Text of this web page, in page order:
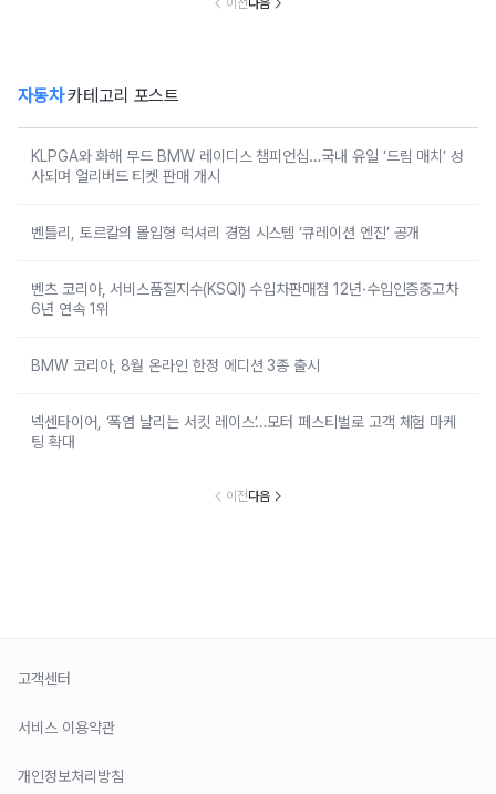
자동차카테고리 포스트
KLPGA와 화해 무드 BMW 레이디스 챔피언십…국내 유일 ‘드림 매치’ 성
사되며 얼리버드 티켓 판매 개시
벤틀리, 토르칼의 몰입형 럭셔리 경험 시스템 ‘큐레이션 엔진’ 공개
벤츠 코리아, 서비스품질지수(KSQI) 수입차판매점 12년·수입인증중고차
6년 연속 1위
BMW 코리아, 8월 온라인 한정 에디션 3종 출시
넥센타이어, ‘폭염 날리는 서킷 레이스’…모터 페스티벌로 고객 체험 마케
팅 확대
이전다음
고객센터
서비스 이용약관
개인정보처리방침